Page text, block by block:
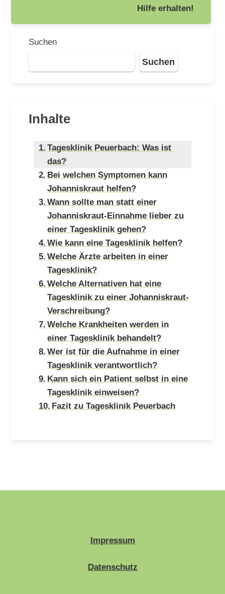
Hilfe erhalten!
Suchen
Suchen
Inhalte
Tagesklinik Peuerbach: Was ist
das?
Bei welchen Symptomen kann
Johanniskraut helfen?
Wann sollte man statt einer
Johanniskraut-Einnahme lieber zu
einer Tagesklinik gehen?
Wie kann eine Tagesklinik helfen?
Welche Ärzte arbeiten in einer
Tagesklinik?
Welche Alternativen hat eine
Tagesklinik zu einer Johanniskraut-
Verschreibung?
Welche Krankheiten werden in
einer Tagesklinik behandelt?
Wer ist für die Aufnahme in einer
Tagesklinik verantwortlich?
Kann sich ein Patient selbst in eine
Tagesklinik einweisen?
Fazit zu Tagesklinik Peuerbach
Impressum
Datenschutz